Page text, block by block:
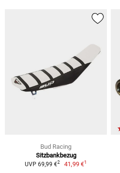
Bud Racing
Sitzbankbezug
UVP 69,99 €2 41,99 €1